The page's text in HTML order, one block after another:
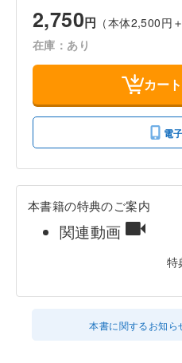
2,750円 （本体2,500円
在庫：あり
カー
電
本書籍の特典のご案内
関連動画
特
本書に関するお知ら